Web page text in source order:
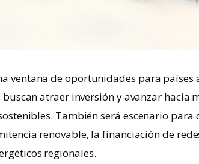
ventana de oportunidades para países
atraer inversión y avanzar hacia
También será escenario
renovable, la financiación de
regionales.